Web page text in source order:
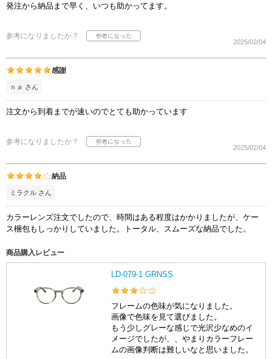
発注から納品まで早く、いつも助かってます。
参考になりましたか？
2025/02/04
感謝
ｎａ さん
注文から到着までが速いのでとても助かっています
参考になりましたか？
2025/02/04
納品
ミラクル さん
カラーレンズ注文でしたので、時間はある程度はかかりましたが、ケー
ス梱包もしっかりしていました。トータル、スムーズな納品でした。
商品購入レビュー
LD-079-1 GRNSS
フレームの色味が気になりました。
画像で色味を見て選びました。
もう少しグレーな感じで光沢少なめのイ
メージでしたが、、やまりカラーフレー
ムの画像判断は難しいなと思いました。